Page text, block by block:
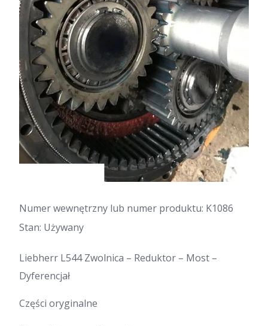
Numer wewnętrzny lub numer produktu: K1086
Stan: Używany
Liebherr L544 Zwolnica – Reduktor – Most –
Dyferencjał
Części oryginalne